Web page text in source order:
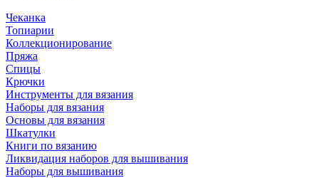
Чеканка
Топиарии
Коллекционирование
Пряжа
Спицы
Крючки
Инструменты для вязания
Наборы для вязания
Основы для вязания
Шкатулки
Книги по вязанию
Ликвидация наборов для вышивания
Наборы для вышивания